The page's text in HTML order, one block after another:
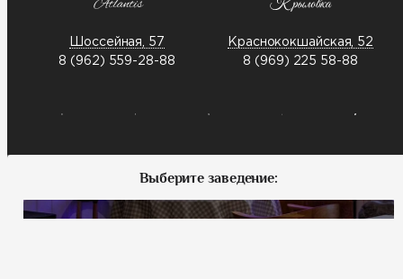
Шоссейная, 57
8 (962) 559-28-88
Краснококшайская, 52
8 (969) 225 58-88
Выберите заведение: